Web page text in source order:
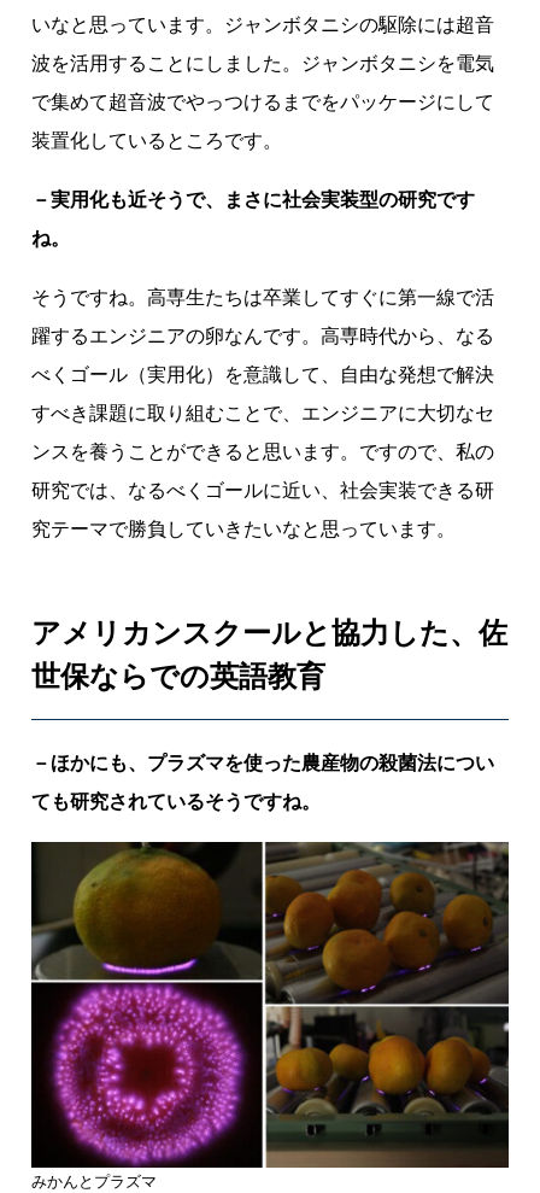
いなと思っています。ジャンボタニシの駆除には超音
波を活用することにしました。ジャンボタニシを電気
で集めて超音波でやっつけるまでをパッケージにして
装置化しているところです。
－実用化も近そうで、まさに社会実装型の研究です
ね。
そうですね。高専生たちは卒業してすぐに第一線で活
躍するエンジニアの卵なんです。高専時代から、なる
べくゴール（実用化）を意識して、自由な発想で解決
すべき課題に取り組むことで、エンジニアに大切なセ
ンスを養うことができると思います。ですので、私の
研究では、なるべくゴールに近い、社会実装できる研
究テーマで勝負していきたいなと思っています。
アメリカンスクールと協力した、佐
世保ならでの英語教育
－ほかにも、プラズマを使った農産物の殺菌法につい
ても研究されているそうですね。
みかんとプラズマ